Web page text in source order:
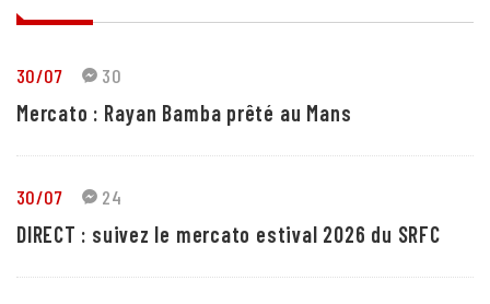
30/07 30
Mercato : Rayan Bamba prêté au Mans
30/07 24
DIRECT : suivez le mercato estival 2026 du SRFC